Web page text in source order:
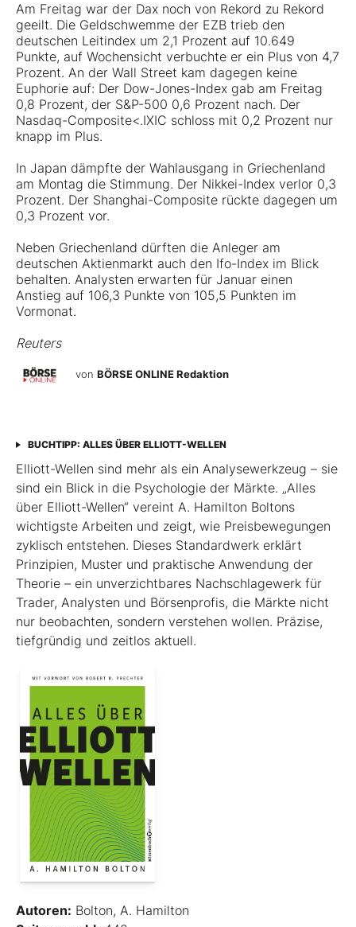
Am Freitag war der Dax noch von Rekord zu Rekord
geeilt. Die Geldschwemme der EZB trieb den
deutschen Leitindex um 2,1 Prozent auf 10.649
Punkte, auf Wochensicht verbuchte er ein Plus von 4,7
Prozent. An der Wall Street kam dagegen keine
Euphorie auf: Der Dow-Jones-Index gab am Freitag
0,8 Prozent, der S&P-500 0,6 Prozent nach. Der
Nasdaq-Composite<.IXIC schloss mit 0,2 Prozent nur
knapp im Plus.
In Japan dämpfte der Wahlausgang in Griechenland
am Montag die Stimmung. Der Nikkei-Index verlor 0,3
Prozent. Der Shanghai-Composite rückte dagegen um
0,3 Prozent vor.
Neben Griechenland dürften die Anleger am
deutschen Aktienmarkt auch den Ifo-Index im Blick
behalten. Analysten erwarten für Januar einen
Anstieg auf 106,3 Punkte von 105,5 Punkten im
Vormonat.
Reuters
von BÖRSE ONLINE Redaktion
BUCHTIPP: ALLES ÜBER ELLIOTT-WELLEN
Elliott-Wellen sind mehr als ein Analysewerkzeug – sie
sind ein Blick in die Psychologie der Märkte. „Alles
über Elliott-Wellen“ vereint A. Hamilton Boltons
wichtigste Arbeiten und zeigt, wie Preisbewegungen
zyklisch entstehen. Dieses Standardwerk erklärt
Prinzipien, Muster und praktische Anwendung der
Theorie – ein unverzichtbares Nachschlagewerk für
Trader, Analysten und Börsenprofis, die Märkte nicht
nur beobachten, sondern verstehen wollen. Präzise,
tiefgründig und zeitlos aktuell.
Autoren: Bolton, A. Hamilton